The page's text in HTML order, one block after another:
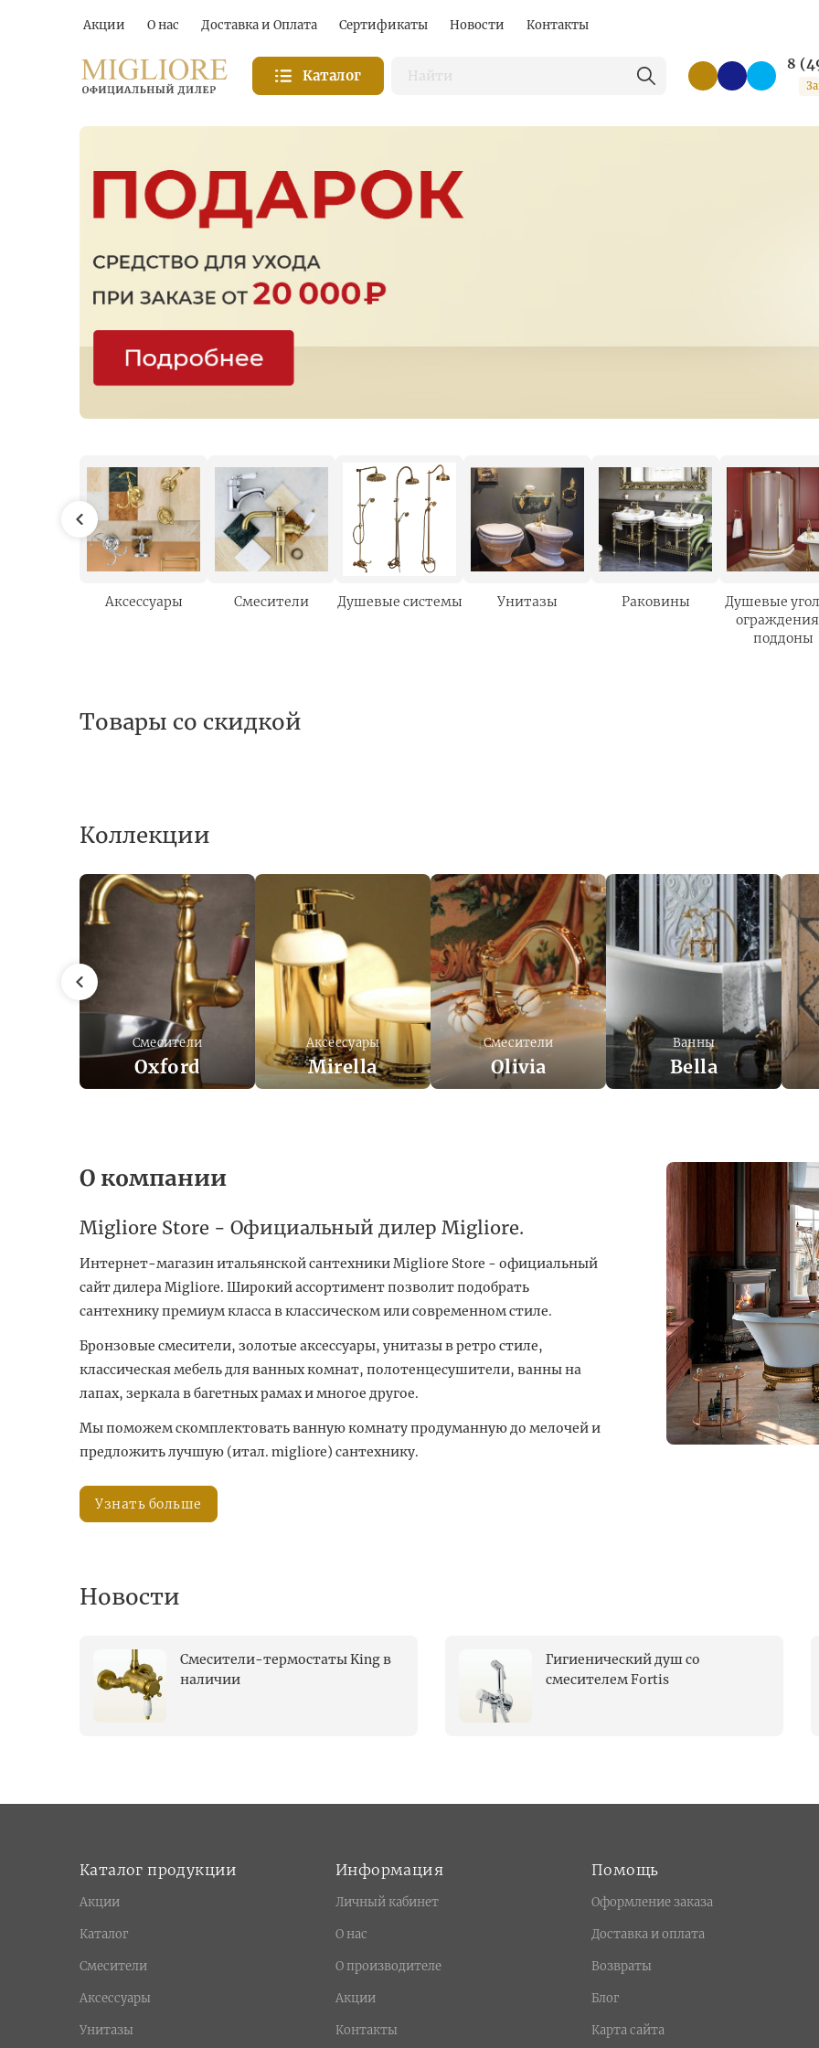
Акции О нас Доставка и Оплата Сертификаты Новости Контакты
Каталог
8
Аксессуары Смесители Душевые системы Унитазы Раковины
Душевые
поддоны
Товары со скидкой
Коллекции
Смесители
Oxford
Аксессуары
Mirella
Смесители
Olivia
Ванны
Bella
О компании
Migliore Store - Официальный дилер Migliore.
Интернет-магазин итальянской сантехники Migliore Store - официальный
сайт дилера Migliore. Широкий ассортимент позволит подобрать
сантехнику премиум класса в классическом или современном стиле.
Бронзовые смесители, золотые аксессуары, унитазы в ретро стиле,
классическая мебель для ванных комнат, полотенцесушители, ванны на
лапах, зеркала в багетных рамах и многое другое.
Мы поможем скомплектовать ванную комнату продуманную до мелочей и
предложить лучшую (итал. migliore) сантехнику.
Узнать больше
Новости
Смесители-термостаты King в
наличии
Гигиенический душ со
смесителем Fortis
Каталог продукции
Акции
Каталог
Смесители
Аксессуары
Унитазы
Информация
Личный кабинет
О нас
О производителе
Акции
Контакты
Помощь
Оформление заказа
Доставка и оплата
Возвраты
Блог
Карта сайта